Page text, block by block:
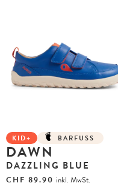
KID+ BARFUSS
DAWN
DAZZLING BLUE
CHF 89.90 inkl. MwSt.